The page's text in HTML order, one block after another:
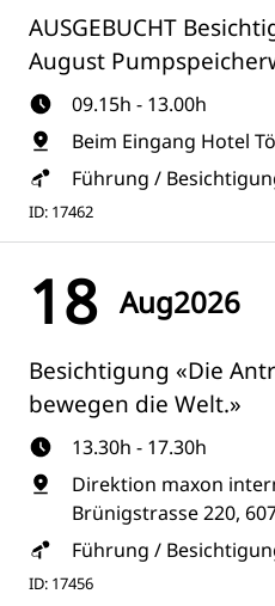
AUSGEBUCHT
August
09.15h - 13.00h
Beim Eingang Hotel
Führung /
ID: 17462
18 Aug2026
Besichtigung «Die
bewegen die Welt.»
13.30h - 17.30h
Direktion maxon
Brünigstrasse 220,
Führung /
ID: 17456